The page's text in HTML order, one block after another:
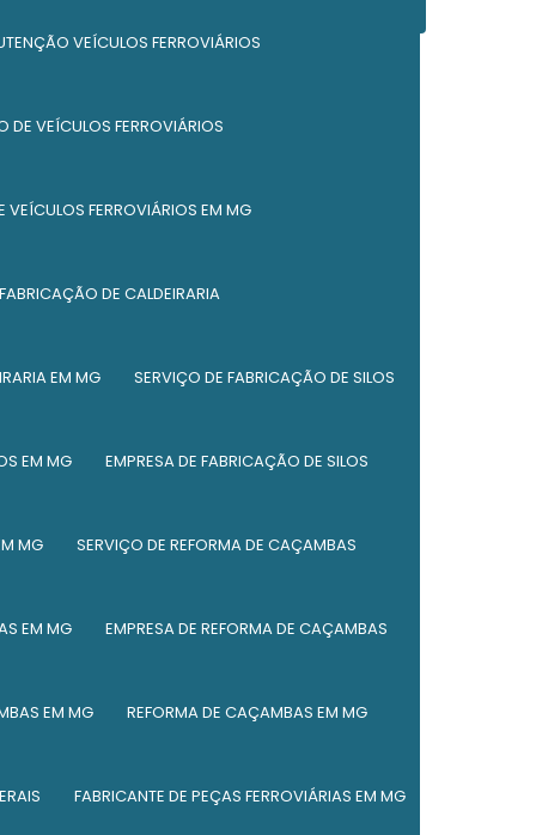
VEÍCULOS FERROVIÁRIOS
DE VEÍCULOS FERROVIÁRIOS
VEÍCULOS FERROVIÁRIOS EM MG
DE CALDEIRARIA
EM MG SERVIÇO DE FABRICAÇÃO DE SILOS
EM MG EMPRESA DE FABRICAÇÃO DE SILOS
MG SERVIÇO DE REFORMA DE CAÇAMBAS
EM MG EMPRESA DE REFORMA DE CAÇAMBAS
EM MG REFORMA DE CAÇAMBAS EM MG
FABRICANTE DE PEÇAS FERROVIÁRIAS EM MG
Peças ferroviárias
Reforma de caçambas de entulho
Serviço de caldeiraria leve
Manutenção de vagões de locomotivas
Serviço de manutenção de vagões